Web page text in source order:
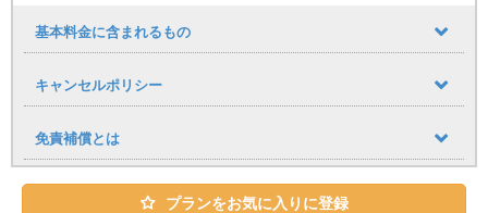
排気量
2,500cc
その他
禁煙車・オットマン付きキャプテンシート
車体サイズ
約4,950 x 1,850 x 1,935 (mm)
送迎に
ついて
ご希望のお客様には、 、各ホテルへの無料
送迎サービスやスーツケースの無料配達も承っております。
下地島空港、その他エリアへの送迎サービスについても、お
気軽にお問い合わせください。
基本料金に含まれるもの
キャンセルポリシー
免責補償とは
プランをお気に入りに登録